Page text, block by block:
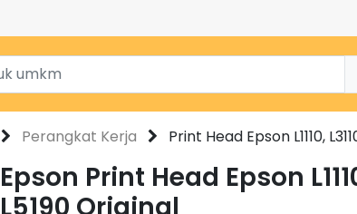
Perangkat Kerja Print Head Epson L1110,
Epson Print Head Epson